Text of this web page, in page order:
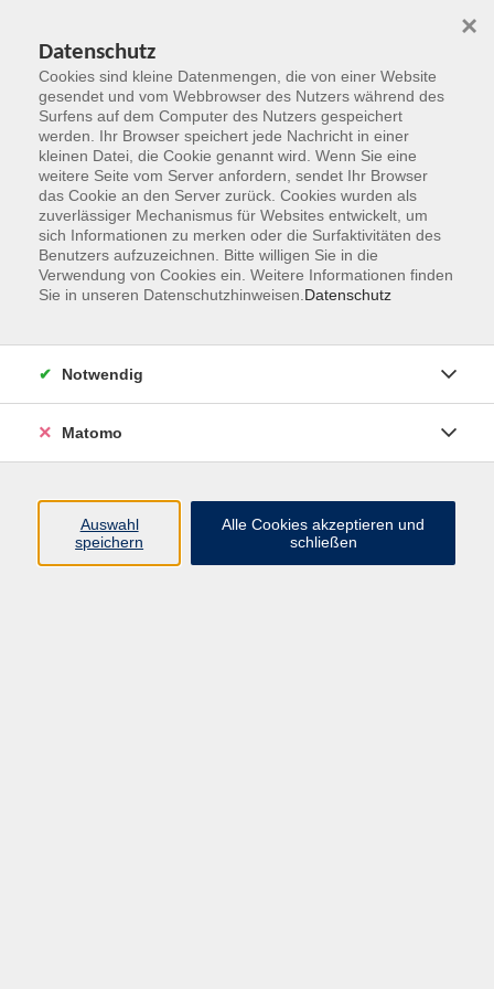
Zum Hauptinhalt springen
Der Kurs konnte nicht gefunden werden.
Erich-Kästner-Str. 5
65232 Taunusstein
info@vhs-rtk.de
Tel: 06128-92770
Datenschutz
Cookies sind kleine Datenmengen, die von einer Website
gesendet und vom Webbrowser des Nutzers während des
Surfens auf dem Computer des Nutzers gespeichert
werden. Ihr Browser speichert jede Nachricht in einer
kleinen Datei, die Cookie genannt wird. Wenn Sie eine
weitere Seite vom Server anfordern, sendet Ihr Browser
das Cookie an den Server zurück. Cookies wurden als
zuverlässiger Mechanismus für Websites entwickelt, um
sich Informationen zu merken oder die Surfaktivitäten des
Benutzers aufzuzeichnen. Bitte willigen Sie in die
Verwendung von Cookies ein. Weitere Informationen finden
Sie in unseren Datenschutzhinweisen. Datenschutz
×
Notwendig
Matomo
Auswahl
speichern
Alle Cookies akzeptieren und
schließen